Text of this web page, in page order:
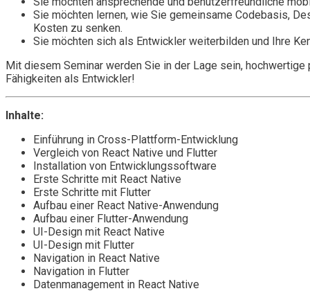
Sie möchten lernen, wie Sie gemeinsame Codebasis,
Kosten zu senken.
Sie möchten sich als Entwickler weiterbilden und Ihre
Mit diesem Seminar werden Sie in der Lage sein,
Fähigkeiten als Entwickler!
Inhalte:
Einführung in Cross-Plattform-Entwicklung
Vergleich von React Native und Flutter
Installation von Entwicklungssoftware
Erste Schritte mit React Native
Erste Schritte mit Flutter
Aufbau einer React Native-Anwendung
Aufbau einer Flutter-Anwendung
UI-Design mit React Native
UI-Design mit Flutter
Navigation in React Native
Navigation in Flutter
Datenmanagement in React Native